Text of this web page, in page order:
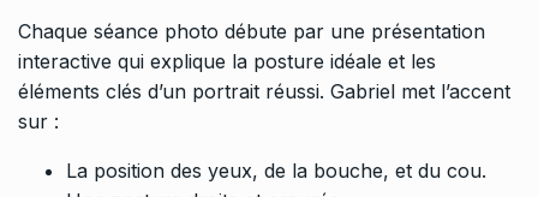
Chaque séance photo débute par une présentation
interactive qui explique la posture idéale et les
éléments clés d’un portrait réussi. Gabriel met l’accent
sur :
La position des yeux, de la bouche, et du cou.